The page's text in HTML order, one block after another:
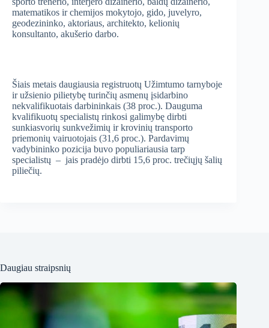
matematikos ir chemijos mokytojo, gido, juvelyro,
geodezininko, aktoriaus, architekto, kelionių
konsultanto, akušerio darbo.
Šiais metais daugiausia registruotų Užimtumo tarnyboje
ir užsienio pilietybę turinčių asmenų įsidarbino
nekvalifikuotais darbininkais (38 proc.). Dauguma
kvalifikuotų specialistų rinkosi galimybę dirbti
sunkiasvorių sunkvežimių ir krovinių transporto
priemonių vairuotojais (31,6 proc.). Pardavimų
vadybininko pozicija buvo populiariausia tarp
specialistų – jais pradėjo dirbti 15,6 proc. trečiųjų šalių
piliečių.
Daugiau straipsnių